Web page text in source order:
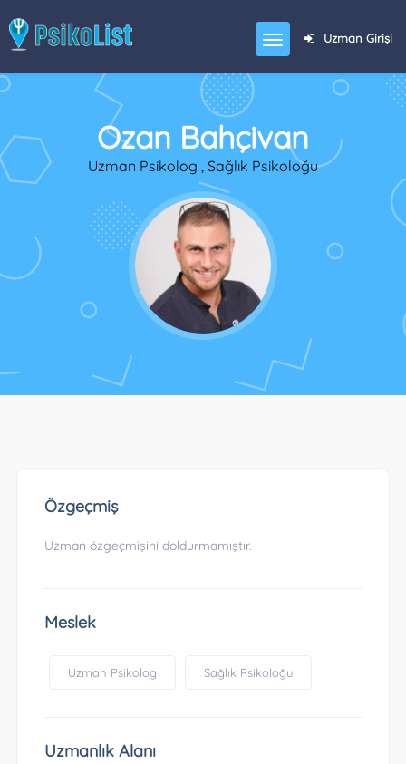
Uzman Girişi
Ozan Bahçivan
Uzman Psikolog , Sağlık Psikoloğu
Özgeçmiş
Uzman özgeçmişini doldurmamıştır.
Meslek
Uzman Psikolog Sağlık Psikoloğu
Uzmanlık Alanı